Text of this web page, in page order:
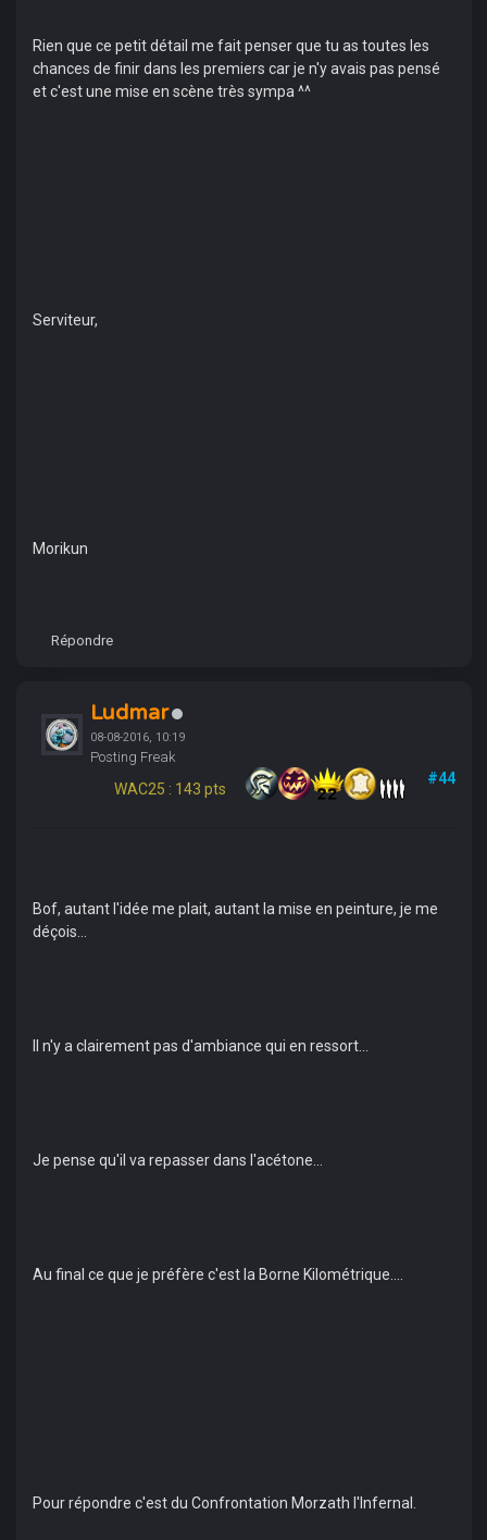
Rien que ce petit détail me fait penser que tu as toutes les
chances de finir dans les premiers car je n'y avais pas pensé
et c'est une mise en scène très sympa ^^
Serviteur,
Morikun
Répondre
Ludmar
08-08-2016, 10:19
Posting Freak
WAC25 : 143 pts
#44
Bof, autant l'idée me plait, autant la mise en peinture, je me
déçois...
Il n'y a clairement pas d'ambiance qui en ressort...
Je pense qu'il va repasser dans l'acétone...
Au final ce que je préfère c'est la Borne Kilométrique....
Pour répondre c'est du Confrontation Morzath l'Infernal.